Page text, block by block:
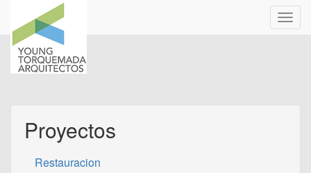
contenido
principal
Proyectos
Restauracion